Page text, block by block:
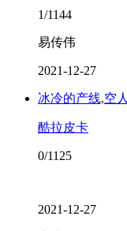
1/1144
易传伟
2021-12-27
冰冷的产线,空人
酷拉皮卡
0/1125
2021-12-27